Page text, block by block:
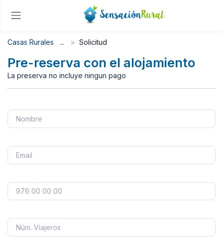
Casas Rurales Solicitud
Pre-reserva con el alojamiento
La preserva no incluye ningun pago